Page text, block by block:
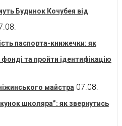
Будинок Кочубея від
паспорта-книжечки: як
та пройти ідентифікацію
майстра 07.08.
школяра”: як звернутись